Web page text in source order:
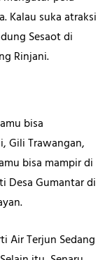
Kalau suka atraksi
Sesaot di
Rinjani.
bisa
Gili Trawangan,
bisa mampir di
Desa Gumantar di
Air Terjun Sedang